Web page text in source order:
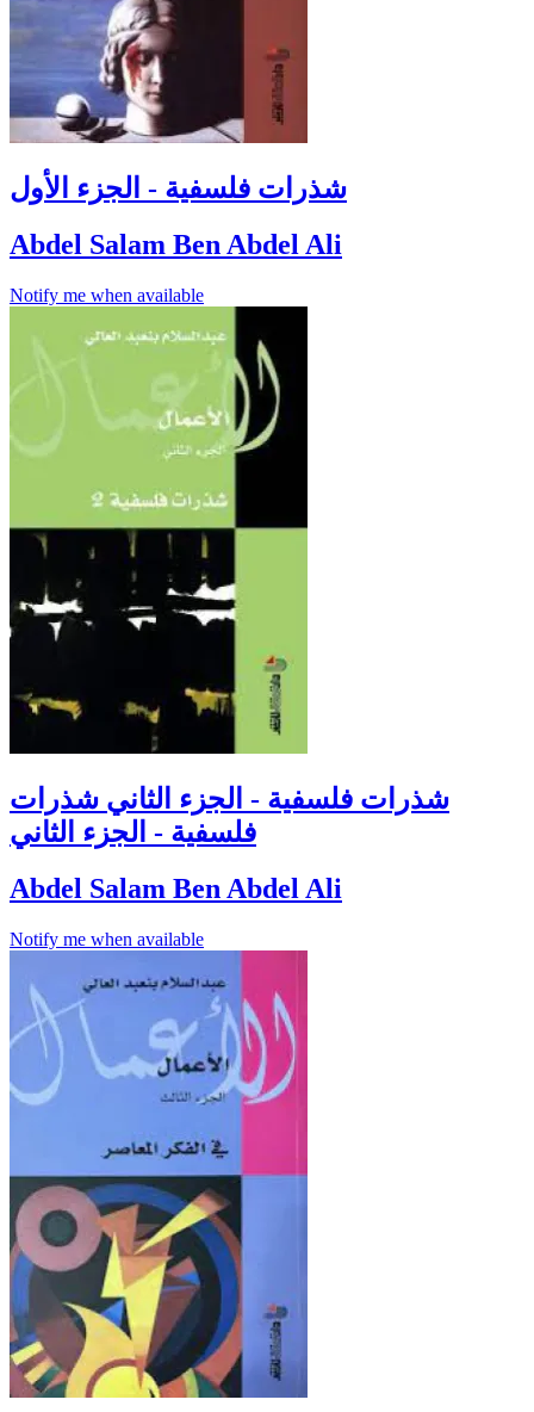
شذرات فلسفية - الجزء الأول
Abdel Salam Ben Abdel Ali
Notify me when available
شذرات فلسفية - الجزء الثاني شذرات
فلسفية - الجزء الثاني
Abdel Salam Ben Abdel Ali
Notify me when available